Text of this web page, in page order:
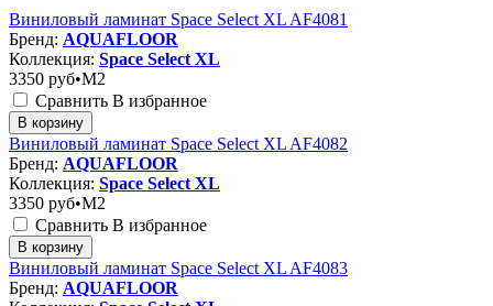
Виниловый ламинат Space Select XL AF4081
Бренд: AQUAFLOOR
Коллекция: Space Select XL
3350 руб•M2
Сравнить В избранное
В корзину
Виниловый ламинат Space Select XL AF4082
Бренд: AQUAFLOOR
Коллекция: Space Select XL
3350 руб•M2
Сравнить В избранное
В корзину
Виниловый ламинат Space Select XL AF4083
Бренд: AQUAFLOOR